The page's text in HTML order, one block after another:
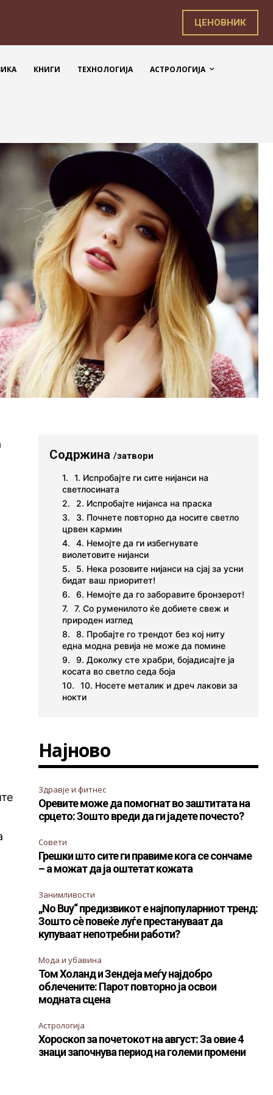
ЦЕНОВНИК
КНИГИ ТЕХНОЛОГИЈА АСТРОЛОГИЈА
Содржина/затвори
1. Испробајте ги сите нијанси на
светлосината
2. Испробајте нијанса на праска
3. Почнете повторно да носите светло
црвен кармин
4. Немојте да ги избегнувате
виолетовите нијанси
5. Нека розовите нијанси на сјај за усни
бидат ваш приоритет!
6. Немојте да го заборавите бронзерот!
7. Со руменилото ќе добиете свеж и
природен изглед
8. Пробајте го трендот без кој ниту
една модна ревија не може да помине
9. Доколку сте храбри, бојадисајте ја
косата во светло седа боја
10. Носете металик и дреч лакови за
нокти
Најново
Здравје и фитнес
Оревите може да помогнат во заштитата на
срцето: Зошто вреди да ги јадете почесто?
Совети
Грешки што сите ги правиме кога се сончаме
– а можат да ја оштетат кожата
Занимливости
„No Buy“ предизвикот е најпопуларниот тренд:
Зошто сè повеќе луѓе престануваат да
купуваат непотребни работи?
Мода и убавина
Том Холанд и Зендеја меѓу најдобро
облечените: Парот повторно ја освои
модната сцена
Астрологија
Хороскоп за почетокот на август: За овие 4
знаци започнува период на големи промени